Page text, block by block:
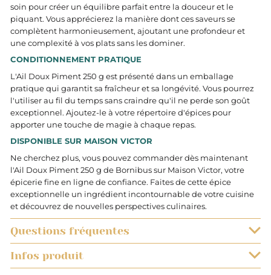
soin pour créer un équilibre parfait entre la douceur et le
piquant. Vous apprécierez la manière dont ces saveurs se
complètent harmonieusement, ajoutant une profondeur et
une complexité à vos plats sans les dominer.
CONDITIONNEMENT PRATIQUE
L'Ail Doux Piment 250 g est présenté dans un emballage
pratique qui garantit sa fraîcheur et sa longévité. Vous pourrez
l'utiliser au fil du temps sans craindre qu'il ne perde son goût
exceptionnel. Ajoutez-le à votre répertoire d'épices pour
apporter une touche de magie à chaque repas.
DISPONIBLE SUR MAISON VICTOR
Ne cherchez plus, vous pouvez commander dès maintenant
l'Ail Doux Piment 250 g de Bornibus sur Maison Victor, votre
épicerie fine en ligne de confiance. Faites de cette épice
exceptionnelle un ingrédient incontournable de votre cuisine
et découvrez de nouvelles perspectives culinaires.
Questions fréquentes
QUELS SONT LES DÉLAIS DE LIVRAISON ?
Infos produit